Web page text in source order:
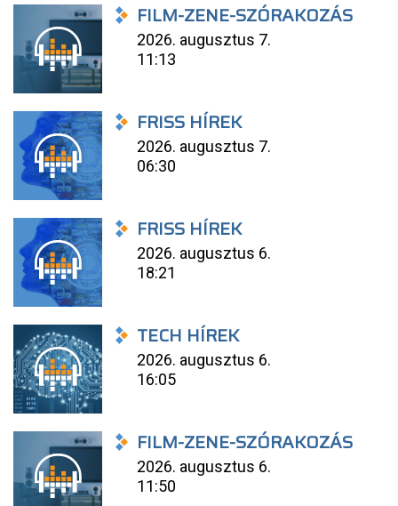
FILM-ZENE-SZÓRAKOZÁS
2026. augusztus 7.
11:13
FRISS HÍREK
2026. augusztus 7.
06:30
FRISS HÍREK
2026. augusztus 6.
18:21
TECH HÍREK
2026. augusztus 6.
16:05
FILM-ZENE-SZÓRAKOZÁS
2026. augusztus 6.
11:50